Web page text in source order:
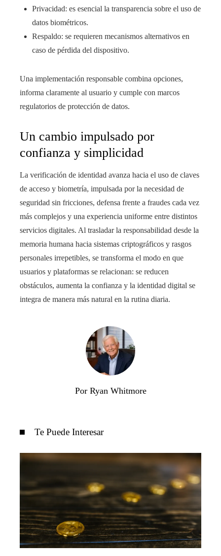
Privacidad: es esencial la transparencia sobre el uso de
datos biométricos.
Respaldo: se requieren mecanismos alternativos en
caso de pérdida del dispositivo.
Una implementación responsable combina opciones,
informa claramente al usuario y cumple con marcos
regulatorios de protección de datos.
Un cambio impulsado por
confianza y simplicidad
La verificación de identidad avanza hacia el uso de claves
de acceso y biometría, impulsada por la necesidad de
seguridad sin fricciones, defensa frente a fraudes cada vez
más complejos y una experiencia uniforme entre distintos
servicios digitales. Al trasladar la responsabilidad desde la
memoria humana hacia sistemas criptográficos y rasgos
personales irrepetibles, se transforma el modo en que
usuarios y plataformas se relacionan: se reducen
obstáculos, aumenta la confianza y la identidad digital se
integra de manera más natural en la rutina diaria.
Por Ryan Whitmore
Te Puede Interesar